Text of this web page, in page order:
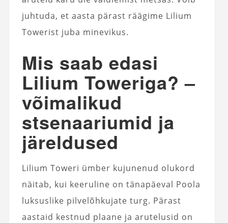
juhtuda, et aasta pärast räägime Lilium
Towerist juba minevikus.
Mis saab edasi
Lilium Toweriga? –
võimalikud
stsenaariumid ja
järeldused
Lilium Toweri ümber kujunenud olukord
näitab, kui keeruline on tänapäeval Poola
luksuslike pilvelõhkujate turg. Pärast
aastaid kestnud plaane ja arutelusid on